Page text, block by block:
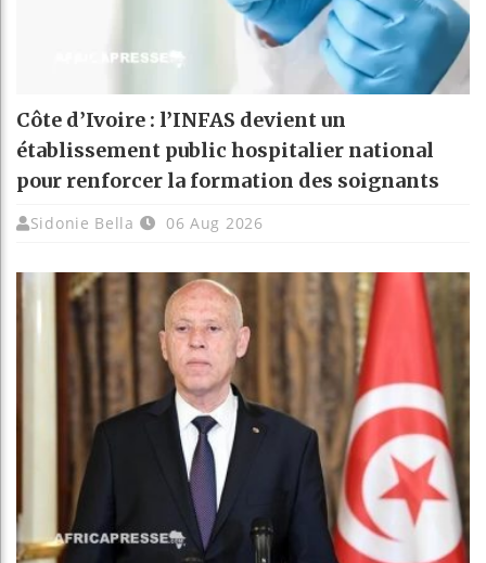
Côte d’Ivoire : l’INFAS devient un
établissement public hospitalier national
pour renforcer la formation des soignants
Sidonie Bella 06 Aug 2026